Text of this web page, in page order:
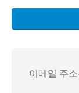
이뿐만이 아니
이들은 단순히
이메일 주